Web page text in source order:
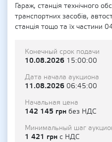
Гараж, станція технічного
транспортних засобів,
станція тощо та їх частини
Конечный срок подачи
10.08.2026 15:00:00
Дата начала аукциона
11.08.2026 06:45:00
Начальная цена
142 145 грн без НДС
Минимальный шаг
1 421 грн с НДС